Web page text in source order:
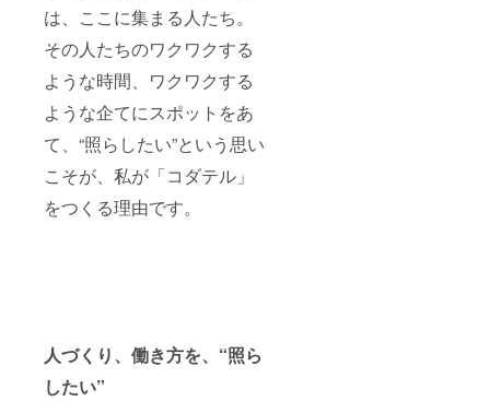
は、ここに集まる人たち。
その人たちのワクワクする
ような時間、ワクワクする
ような企てにスポットをあ
て、 “照らしたい”という思い
こそが、私が「コダテル」
をつくる理由です。
人づくり、働き方を、“照ら
したい”